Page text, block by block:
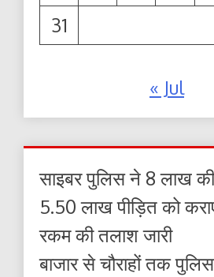
31
« Jul
साइबर पुलिस ने 8 लाख
5.50 लाख पीड़ित को
रकम की तलाश जारी
बाजार से चौराहों तक